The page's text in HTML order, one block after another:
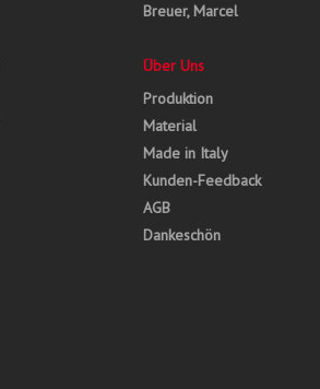
Breuer, Marcel
Über Uns
Produktion
Material
Made in Italy
Kunden-Feedback
AGB
Dankeschön